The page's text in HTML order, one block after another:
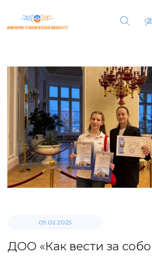
09.02.2025
ДОО «Как вести за